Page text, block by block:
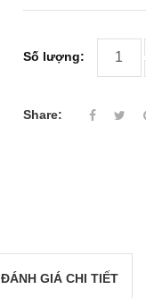
Số lượng:
Share:
ĐÁNH GIÁ CHI TIẾT